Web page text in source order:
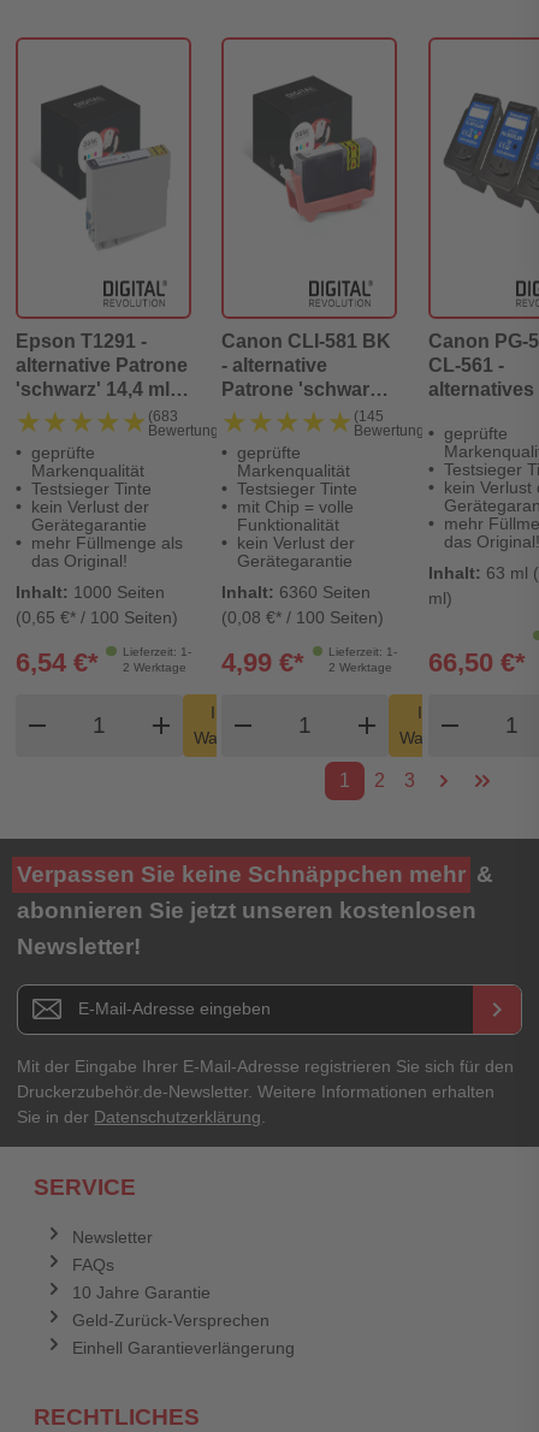
Epson T1291 -
alternative Patrone
'schwarz' 14,4 ml |
1.000 Seiten -
Digital Revolution
★★★★★
★★★★★ (683
Bewertungen)
geprüfte
Markenqualität
Testsieger Tinte
kein Verlust der
Gerätegarantie
mehr Füllmenge als
das Original!
Inhalt: 1000 Seiten
(0,65 €* / 100 Seiten)
Lieferzeit: 1-
2 Werktage
6,54 €*
remove
Produkt Warenkorb Menge
add
In den
Warenkorb
shopping_cart
Canon CLI-581 BK
- alternative
Patrone 'schwarz'
13 ml | 6.360 Seiten
- Digital Revolution
★★★★★
★★★★★ (145
Bewertungen)
geprüfte
Markenqualität
Testsieger Tinte
mit Chip = volle
Funktionalität
kein Verlust der
Gerätegarantie
Inhalt: 6360 Seiten
(0,08 €* / 100 Seiten)
Lieferzeit: 1-
2 Werktage
4,99 €*
remove
Produkt Warenkorb
add
In den
Warenkorb
shopping_cart
Canon PG-
CL-561 -
alternatives
MultiPack
schwarz 20
500 Seiten,
farbig 18 ml
Seiten -
Revolution
geprüfte
Testsieger
kein Verlust
mehr
das Original!
Inhalt: 63 ml
ml)
66,50 €*
remove
1 2 3
Verpassen Sie keine Schnäppchen mehr &
abonnieren Sie jetzt unseren kostenlosen
Newsletter!
Newsletter E-Mail Adresse keyboard_arrow_right
Mit der Eingabe Ihrer E-Mail-Adresse registrieren Sie sich für den
Druckerzubehör.de-Newsletter. Weitere Informationen erhalten
Sie in der Datenschutzerklärung
SERVICE
Newsletter
FAQs
10 Jahre Garantie
Geld-Zurück-Versprechen
Einhell Garantieverlängerung
RECHTLICHES